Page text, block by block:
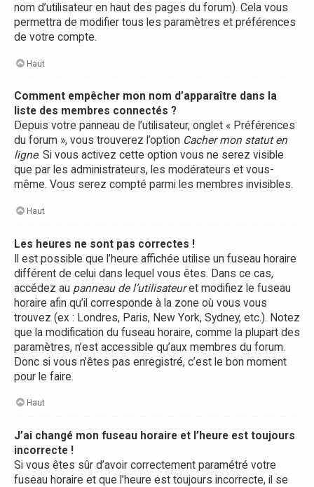
nom d’utilisateur en haut des pages du forum). Cela vous
permettra de modifier tous les paramètres et préférences
de votre compte.
Haut
Comment empêcher mon nom d’apparaître dans la
liste des membres connectés ?
Depuis votre panneau de l’utilisateur, onglet « Préférences
du forum », vous trouverez l’option Cacher mon statut en
ligne. Si vous activez cette option vous ne serez visible
que par les administrateurs, les modérateurs et vous-
même. Vous serez compté parmi les membres invisibles.
Haut
Les heures ne sont pas correctes !
Il est possible que l’heure affichée utilise un fuseau horaire
différent de celui dans lequel vous êtes. Dans ce cas,
accédez au panneau de l’utilisateuret modifiez le fuseau
horaire afin qu’il corresponde à la zone où vous vous
trouvez (ex : Londres, Paris, New York, Sydney, etc.). Notez
que la modification du fuseau horaire, comme la plupart des
paramètres, n’est accessible qu’aux membres du forum.
Donc si vous n’êtes pas enregistré, c’est le bon moment
pour le faire.
Haut
J’ai changé mon fuseau horaire et l’heure est toujours
incorrecte !
Si vous êtes sûr d’avoir correctement paramétré votre
fuseau horaire et que l’heure est toujours incorrecte, il se